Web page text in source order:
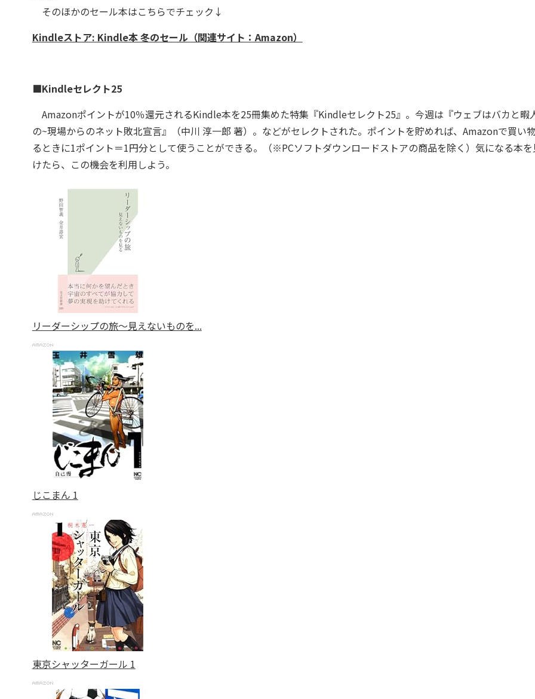
そのほかのセール本はこちらでチェック↓
Kindleストア: Kindle本 冬のセール（関連サイト：Amazon）
■Kindleセレクト25
Amazonポイントが10％還元されるKindle本を25冊集めた特集『Kindleセレクト25』。今週は『ウェブはバカと暇
の~現場からのネット敗北宣言』（中川 淳一郎 著）。などがセレクトされた。ポイントを貯めれば、Amazonで買い
るときに1ポイント＝1円分として使うことができる。（※PCソフトダウンロードストアの商品を除く）気になる本
けたら、この機会を利用しよう。
リーダーシップの旅～見えないものを...
じこまん 1
東京シャッターガール 1